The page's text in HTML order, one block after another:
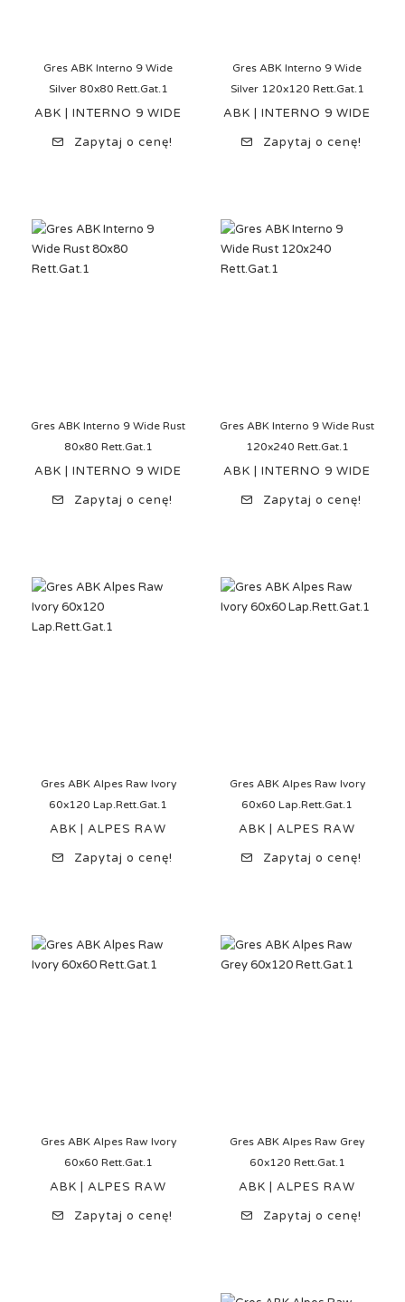
Gres ABK Interno 9 Wide
Silver 80x80 Rett.Gat.1
ABK | INTERNO 9 WIDE
Zapytaj o cenę!
Gres ABK Interno 9 Wide
Silver 120x120 Rett.Gat.1
ABK | INTERNO 9 WIDE
Zapytaj o cenę!
Gres ABK Interno 9 Wide Rust
80x80 Rett.Gat.1
ABK | INTERNO 9 WIDE
Zapytaj o cenę!
Gres ABK Interno 9 Wide Rust
120x240 Rett.Gat.1
ABK | INTERNO 9 WIDE
Zapytaj o cenę!
Gres ABK Alpes Raw Ivory
60x120 Lap.Rett.Gat.1
ABK | ALPES RAW
Zapytaj o cenę!
Gres ABK Alpes Raw Ivory
60x60 Lap.Rett.Gat.1
ABK | ALPES RAW
Zapytaj o cenę!
Gres ABK Alpes Raw Ivory
60x60 Rett.Gat.1
ABK | ALPES RAW
Zapytaj o cenę!
Gres ABK Alpes Raw Grey
60x120 Rett.Gat.1
ABK | ALPES RAW
Zapytaj o cenę!